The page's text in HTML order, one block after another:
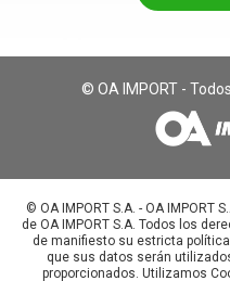
© OA IMPORT -
©️ OA IMPORT S.A. - OA
de OA IMPORT S.A. Todos los
de manifiesto su estricta
que sus datos serán
proporcionados. Utilizamos